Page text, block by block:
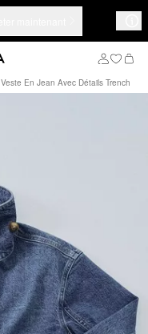
Veste En Jean Avec Détails Trench